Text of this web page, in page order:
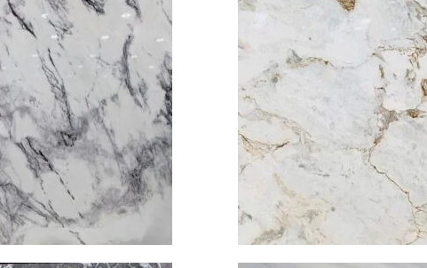
水雲莎
大理石
查看內容
黃金雕刻
大理石
查看內容